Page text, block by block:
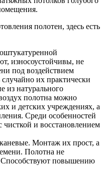
полотен, здесь есть
износоустойчивы, не
под воздействием
их практически
из натурального
полотна можно
и детских учреждениях, а
Среди особенностей
чисткой и восстановлением
Монтаж их прост, а
Полотна не
Способствуют повышению